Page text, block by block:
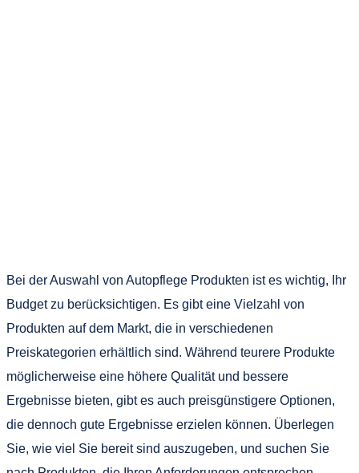
Bei der Auswahl von Autopflege Produkten ist es wichtig, Ihr
Budget zu berücksichtigen. Es gibt eine Vielzahl von
Produkten auf dem Markt, die in verschiedenen
Preiskategorien erhältlich sind. Während teurere Produkte
möglicherweise eine höhere Qualität und bessere
Ergebnisse bieten, gibt es auch preisgünstigere Optionen,
die dennoch gute Ergebnisse erzielen können. Überlegen
Sie, wie viel Sie bereit sind auszugeben, und suchen Sie